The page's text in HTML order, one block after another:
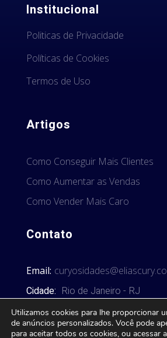
Institucional
Politicas de Privacidade
Políticas de Cookies
Termos de Uso
Artigos
Como Conseguir Mais Clientes
Como Aumentar as Vendas
Como Vender Mais Caro
Contato
Email:
Cidade: Rio de Janeiro - RJ
Utilizamos cookies para lhe proporcionar
de anúncios personalizados. Você pode
para aceitar todos os cookies, ou acessar